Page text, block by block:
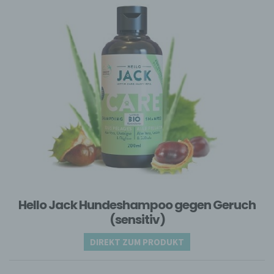
Hello Jack Hundeshampoo gegen Geruch
(sensitiv)
DIREKT ZUM PRODUKT
personenbezogenen Daten entscheidet.
Sind die Zwecke und Mittel dieser
Verarbeitung durch das Unionsrecht oder
das Recht der Mitgliedstaaten vorgegeben,
so kann der Verantwortliche
beziehungsweise können die bestimmten
Kriterien seiner Benennung nach dem
Unionsrecht oder dem Recht der
Mitgliedstaaten vorgesehen werden.
h) Auftragsverarbeiter
Auftragsverarbeiter ist eine natürliche oder
juristische Person, Behörde, Einrichtung
oder andere Stelle, die personenbezogene
i) Empfänger
Empfänger ist eine natürliche oder
juristische Person, Behörde, Einrichtung